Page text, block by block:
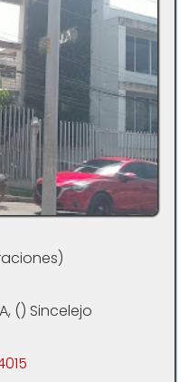
() Sincelejo